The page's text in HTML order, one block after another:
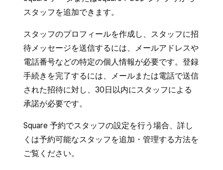
スタッフを追加できます。
スタッフのプロフィールを作成し、スタッフに招
待メッセージを送信するには、メールアドレスや
電話番号などの特定の個人情報が必要です。登録
手続きを完了するには、メールまたは電話で送信
された招待に対し、30日以内にスタッフによる
承諾が必要です。
Square 予約でスタッフの設定を行う場合、詳し
くは予約可能なスタッフを追加・管理する方法を
ご覧ください。